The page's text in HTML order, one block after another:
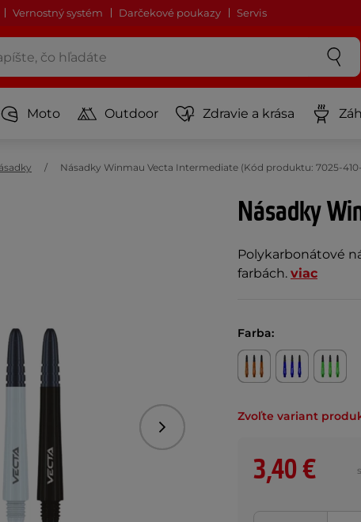
Vernostný systém Darčekové poukazy Servis
Moto Outdoor Zdravie a krása
Násadky Winmau Vecta Intermediate (Kód produktu: 7025-
Násadky
Polykarbonátové
farbách. viac
Nasledujúce
Farba:
Zvoľte variant
3,40 €